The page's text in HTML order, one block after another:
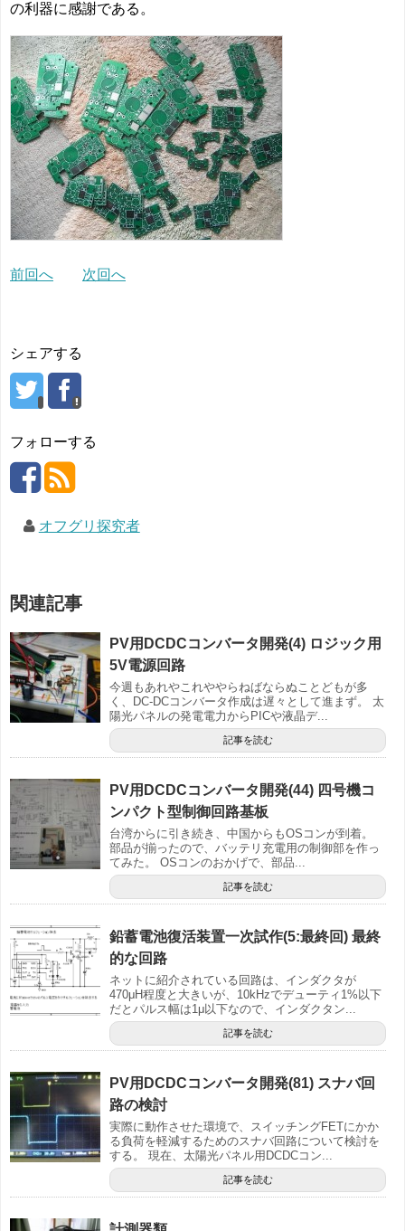
の利器に感謝である。
前回へ 次回へ
シェアする
フォローする
オフグリ探究者
関連記事
PV用DCDCコンバータ開発(4) ロジック用
5V電源回路
今週もあれやこれややらねばならぬことどもが多
く、DC-DCコンバータ作成は遅々として進まず。 太
陽光パネルの発電電力からPICや液晶デ...
記事を読む
PV用DCDCコンバータ開発(44) 四号機コ
ンパクト型制御回路基板
台湾からに引き続き、中国からもOSコンが到着。
部品が揃ったので、バッテリ充電用の制御部を作っ
てみた。 OSコンのおかげで、部品...
記事を読む
鉛蓄電池復活装置一次試作(5:最終回) 最終
的な回路
ネットに紹介されている回路は、インダクタが
470μH程度と大きいが、10kHzでデューティ1%以下
だとパルス幅は1μ以下なので、インダクタン...
記事を読む
PV用DCDCコンバータ開発(81) スナバ回
路の検討
実際に動作させた環境で、スイッチングFETにかか
る負荷を軽減するためのスナバ回路について検討を
する。 現在、太陽光パネル用DCDCコン...
記事を読む